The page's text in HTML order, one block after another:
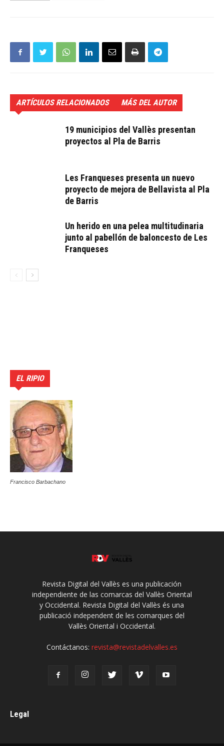
ARTÍCULOS RELACIONADOS MÁS DEL AUTOR
19 municipios del Vallès presentan
proyectos al Pla de Barris
Les Franqueses presenta un nuevo
proyecto de mejora de Bellavista al Pla
de Barris
Un herido en una pelea multitudinaria
junto al pabellón de baloncesto de Les
Franqueses
EL RIPIO
Francisco Barbachano
Revista Digital del Vallès es una publicación
independiente de las comarcas del Vallès Oriental
y Occidental. Revista Digital del Vallès és una
publicació independent de les comarques del
Vallès Oriental i Occidental.
Contáctanos: revista@revistadelvalles.es
Legal